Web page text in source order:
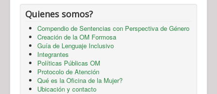
Quienes somos?
Compendio de Sentencias con Perspectiva de Género
Creación de la OM Formosa
Guía de Lenguaje Inclusivo
Integrantes
Políticas Públicas OM
Protocolo de Atención
Qué es la Oficina de la Mujer?
Ubicación y contacto